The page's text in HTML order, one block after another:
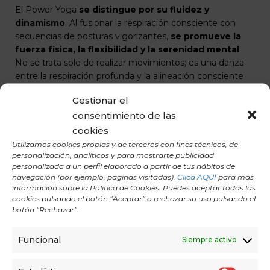
Gestionar el
consentimiento de las
cookies
Utilizamos cookies propias y de terceros con fines técnicos, de
personalización, analíticos y para mostrarte publicidad
personalizada a un perfil elaborado a partir de tus hábitos de
navegación (por ejemplo, páginas visitadas). Clica AQUÍpara más
información sobre la Política de Cookies. Puedes aceptar todas las
cookies pulsando el botón “Aceptar” o rechazar su uso pulsando el
botón “Rechazar”.
Funcional Siempre activo
El Power Yoga se distingue por su fluidez y
dinamismo. Al fusionar la respiración consciente con
secuencias de posturas vigorizantes, se promueve la
fuerza física, la flexibilidad y la serenidad mental.
No se trata solo de realizar movimientos; es una danza
entre la respiración profunda y la alineación consciente
A través de lacombinación de posturas, respiración
consciente y enfoque mental
te invita a descubrir un camino hacia la serenidad interior
y el bienestar general. Esta tipología de yogaes
accesible para todos los públicos.
Una sesión clásica de Power Yoga suele teneruna
duración aproximada de 45 minutos
. No obstante,
individuales
. Es importante respetar el tiempo